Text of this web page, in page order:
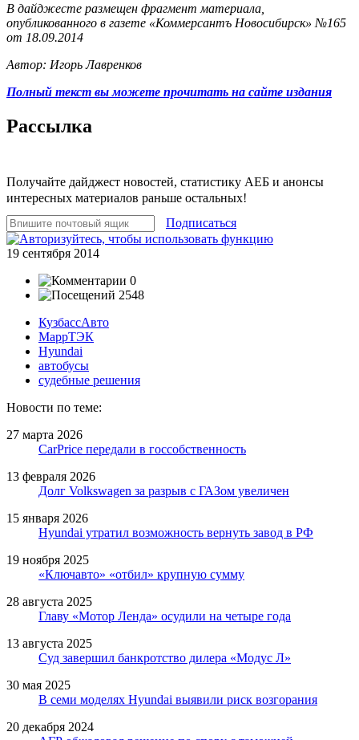
В дайджесте размещен фрагмент материала,
опубликованного в газете «Коммерсантъ Новосибирск» №165
от 18.09.2014
Автор: Игорь Лавренков
Полный текст вы можете прочитать на сайте издания
Рассылка
Получайте дайджест новостей, статистику АЕБ и анонсы
интересных материалов раньше остальных!
Подписаться
19 сентября 2014
0
2548
КузбассАвто
МаррТЭК
Hyundai
автобусы
судебные решения
Новости по теме:
27 марта 2026
CarPrice передали в госсобственность
13 февраля 2026
Долг Volkswagen за разрыв с ГАЗом увеличен
15 января 2026
Hyundai утратил возможность вернуть завод в РФ
19 ноября 2025
«Ключавто» «отбил» крупную сумму
28 августа 2025
Главу «Мотор Ленда» осудили на четыре года
13 августа 2025
Суд завершил банкротство дилера «Модус Л»
30 мая 2025
В семи моделях Hyundai выявили риск возгорания
20 декабря 2024